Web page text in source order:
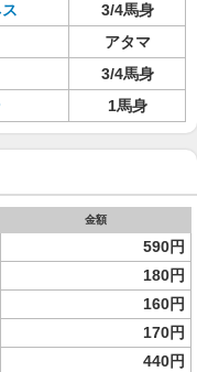
3/4馬身
アタマ
3/4馬身
1馬身
金額
590円
180円
160円
170円
440円